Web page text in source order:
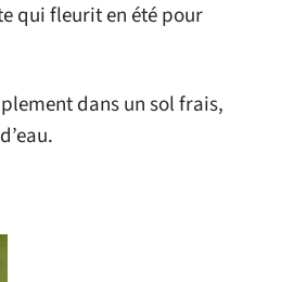
qui fleurit en été pour
dans un sol frais,